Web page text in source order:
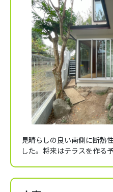
見晴らしの良い南側に断熱
した。将来はテラスを作る予